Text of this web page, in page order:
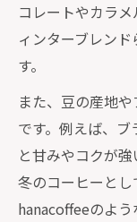
コレートやカラ
ィンターブレン
す。
また、豆の産地
です。例えば、
と甘みやコクが強
冬のコーヒーとし
hanacoffeeのよ